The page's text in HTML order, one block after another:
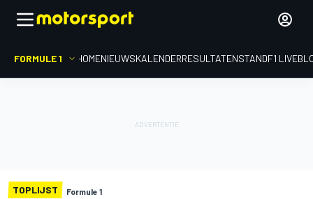
FORMULE 1 HOMENIEUWSKALENDERRESULTATENSTANDF1
TOPLIJST Formule 1